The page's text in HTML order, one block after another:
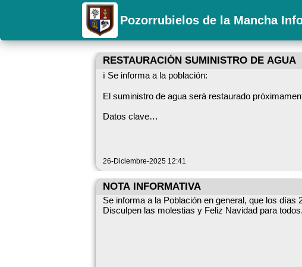
Pozorrubielos de la Mancha
RESTAURACIÓN SUMINISTRO DE AGUA
ℹ️ Se informa a la población:
El suministro de agua será restaurado
Datos clave
26-Diciembre-2025 12:41
NOTA INFORMATIVA
Se informa a la Población en general, que los
Disculpen las molestias y Feliz Navidad para todos.